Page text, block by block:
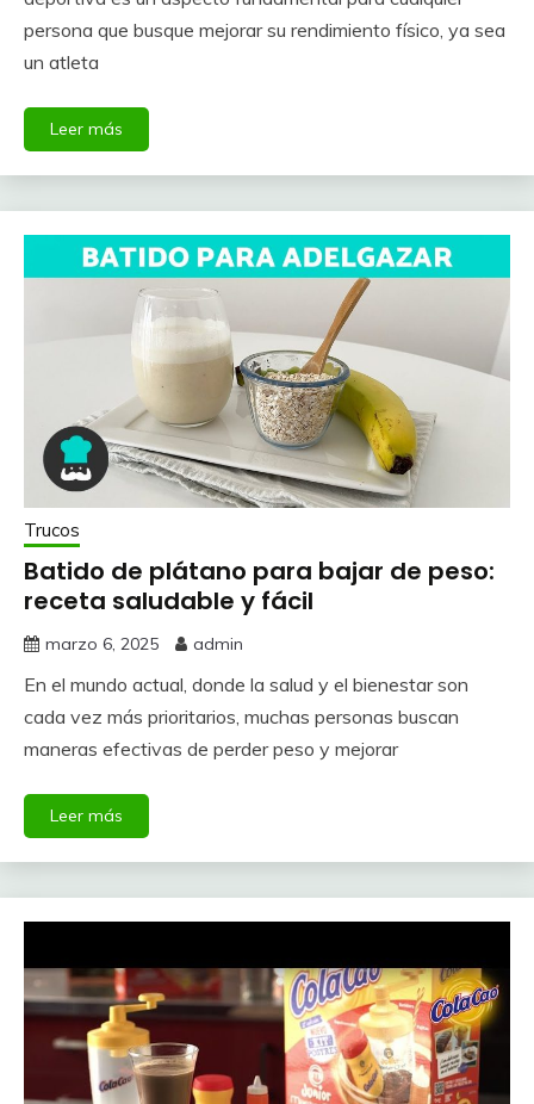
persona que busque mejorar su rendimiento físico, ya sea
un atleta
Leer más
Trucos
Batido de plátano para bajar de peso:
receta saludable y fácil
marzo 6, 2025 admin
En el mundo actual, donde la salud y el bienestar son
cada vez más prioritarios, muchas personas buscan
maneras efectivas de perder peso y mejorar
Leer más